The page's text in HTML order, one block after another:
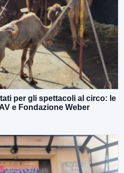
per gli spettacoli al circo: le
e Fondazione Weber